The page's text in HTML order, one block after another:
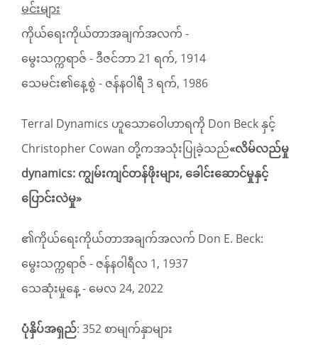
မင်းများ
ကိုယ်ရေးကိုယ်တာအချက်အလက် -
မွေးသက္ကရာဇ် - ဒီဇင်ဘာ 21 ရက်, 1914
သေမင်း၏နေ့စွဲ - ဇန်နဝါရီ 3 ရက်, 1986
Terral Dynamics ဟူသောဝေါဟာရကို Don Beck နှင့်
Christopher Cowan တို့ကအသုံးပြုခဲ့သည်«လိမ်လည်မှု
dynamics: ကျွမ်းကျင်တန်ဖိုးများ, ခေါင်းဆောင်မှုနှင့်
ပြောင်းလဲမှု»
၏ကိုယ်ရေးကိုယ်တာအချက်အလက် Don E. Beck:
မွေးသက္ကရာဇ် - ဇန်နဝါရီလ 1, 1937
သေဆုံးမှုနေ့ - မေလ 24, 2022
ပုံနှိပ်အရှည်: 352 စာမျက်နှာများ